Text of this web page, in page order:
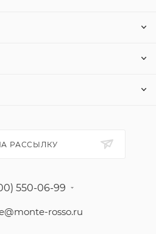
РАССЫЛКУ
550-06-99
rosso.ru